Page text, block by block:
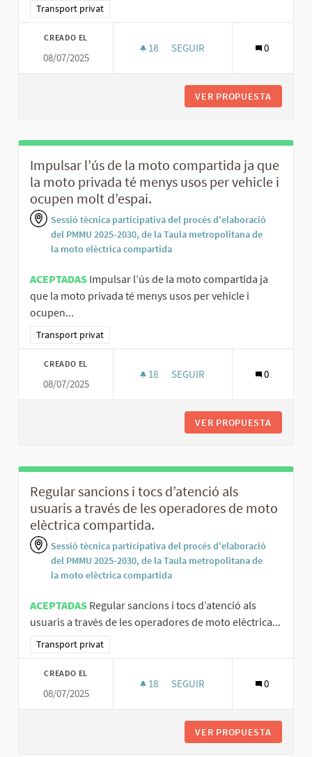
Resultados al filtrar por la categoría: Transport privat
Transport privat
CREADO EL
08/07/2025
18 18 SEGUIDORAS
SEGUIR 0
VER PROPUESTA
Impulsar l’ús de la moto compartida ja que
la moto privada té menys usos per vehicle i
ocupen molt d’espai.
Sessió tècnica participativa del procés d'elaboració
del PMMU 2025-2030, de la Taula metropolitana de
la moto elèctrica compartida
ACEPTADAS Impulsar l’ús de la moto compartida ja
que la moto privada té menys usos per vehicle i
ocupen...
Resultados al filtrar por la categoría: Transport privat
Transport privat
CREADO EL
08/07/2025
18 18 SEGUIDORAS
SEGUIR 0
VER PROPUESTA
Regular sancions i tocs d’atenció als
usuaris a través de les operadores de moto
elèctrica compartida.
Sessió tècnica participativa del procés d'elaboració
del PMMU 2025-2030, de la Taula metropolitana de
la moto elèctrica compartida
ACEPTADAS Regular sancions i tocs d’atenció als
usuaris a través de les operadores de moto elèctrica...
Resultados al filtrar por la categoría: Transport privat
Transport privat
CREADO EL
08/07/2025
18 18 SEGUIDORAS
SEGUIR 0
VER PROPUESTA